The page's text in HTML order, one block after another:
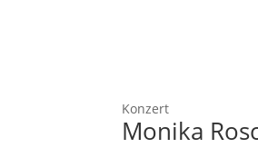
Konzert
Monika